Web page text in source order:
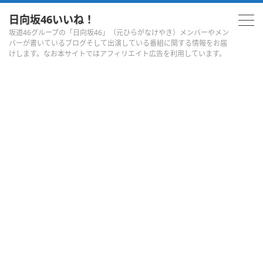
日向坂46いいね！
坂道46グループの「日向坂46」（元ひらがなけやき）メンバーやメン
バーが書いているブログそして出演している番組に関する情報をお届
けします。なお本サイトではアフィリエイト広告を利用しています。